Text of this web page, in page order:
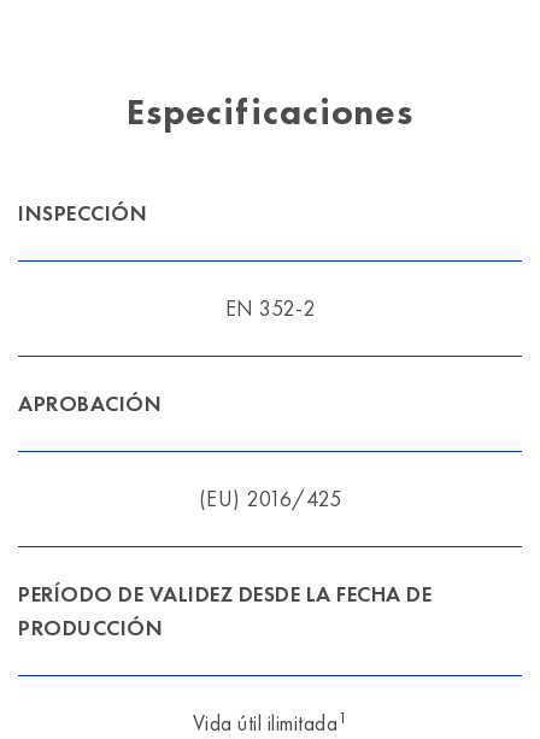
Especificaciones
INSPECCIÓN
EN 352-2
APROBACIÓN
(EU) 2016/425
PERÍODO DE VALIDEZ DESDE LA FECHA DE
PRODUCCIÓN
Vida útil ilimitada1